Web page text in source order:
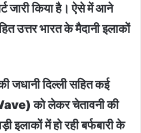
जारी किया है। ऐसे में आने
उत्तर भारत के मैदानी इलाकों
जधानी दिल्ली सहित कई
को लेकर चेतावनी की
इलाकों में हो रही बर्फबारी के